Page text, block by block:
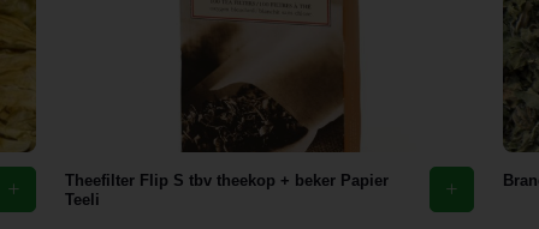
nagekeken
stond niet
op de
verpakking.
Nu, paar
delivery
and it all
Theefilter Flip S tbv theekop + beker Papier
Teeli